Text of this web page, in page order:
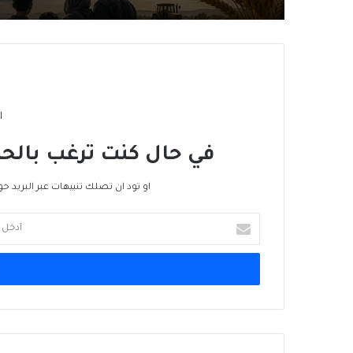
في حال كنت ترغب
او تود ان تصلك تنبيهات عبر البريد
بريدك
الإلكتروني